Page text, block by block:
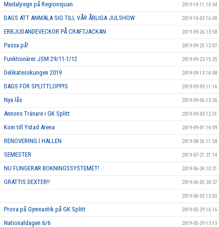
Medaljregn på Regionsjuan 2019-10-11 10:54
DAGS ATT ANMÄLA SIG TILL VÅR ÅRLIGA JULSHOW 2019-10-02 16:00
ERBJUDANDEVECKOR PÅ CRAFTJACKAN 2019-09-26 13:58
Passa på! 2019-09-25 12:07
Funktionärer JSM 29/11-1/12 2019-09-23 15:25
Delikatesskungen 2019 2019-09-13 14:08
DAGS FÖR SPLITTLOPPIS 2019-09-09 11:16
Nya lås 2019-09-06 13:26
Annons Tränare i GK Splitt 2019-09-03 12:51
Kom till Ystad Arena 2019-09-01 14:09
RENOVERING I HALLEN 2019-08-26 11:58
SEMESTER 2019-07-21 21:14
NU FUNGERAR BOKNINGSSYSTEMET! 2019-06-24 10:21
GRATTIS DEXTER!! 2019-06-05 20:37
2019-06-03 13:02
Prova på Gymnastik på GK Splitt 2019-05-29 16:16
Nationaldagen 6/6 2019-05-29 13:13